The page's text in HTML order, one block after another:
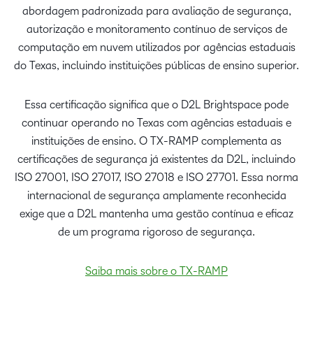
abordagem padronizada para avaliação de segurança,
autorização e monitoramento contínuo de serviços de
computação em nuvem utilizados por agências estaduais
do Texas, incluindo instituições públicas de ensino superior.
Essa certificação significa que o D2L Brightspace pode
continuar operando no Texas com agências estaduais e
instituições de ensino. O TX-RAMP complementa as
certificações de segurança já existentes da D2L, incluindo
ISO 27001, ISO 27017, ISO 27018 e ISO 27701. Essa norma
internacional de segurança amplamente reconhecida
exige que a D2L mantenha uma gestão contínua e eficaz
de um programa rigoroso de segurança.
Saiba mais sobre o TX-RAMP